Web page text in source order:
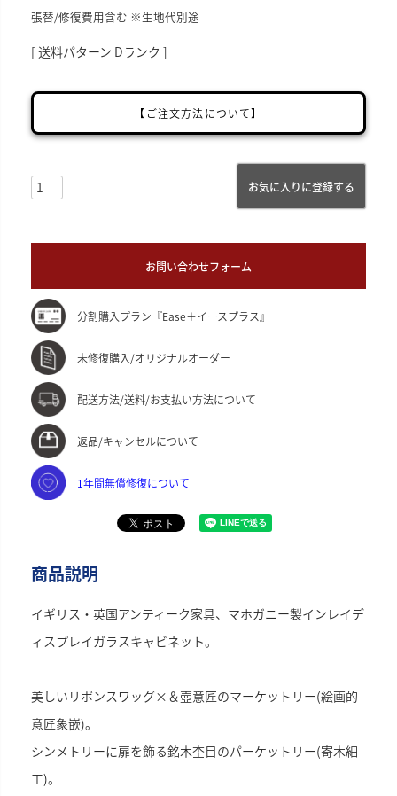
張替/修復費用含む ※生地代別途
送料パターン Dランク
【ご注文方法について】
お気に入りに登録する
お問い合わせフォーム
分割購入プラン『Ease＋イースプラス』
未修復購入/オリジナルオーダー
配送方法/送料/お支払い方法について
返品/キャンセルについて
1年間無償修復について
商品説明
イギリス・英国アンティーク家具、マホガニー製インレイデ
ィスプレイガラスキャビネット。
美しいリボンスワッグ×＆壺意匠のマーケットリー(絵画的
意匠象嵌)。
シンメトリーに扉を飾る銘木杢目のパーケットリー(寄木細
工)。